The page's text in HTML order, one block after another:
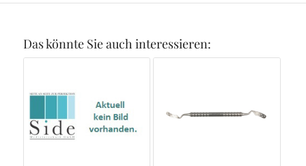
Das könnte Sie auch interessieren: